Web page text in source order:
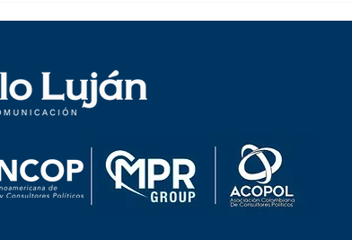
pequeño cualquier problema”